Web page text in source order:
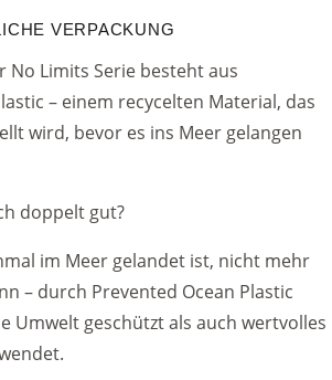
VERPACKUNG
No Limits Serie besteht aus
– einem recycelten Material, das
wird, bevor es ins Meer gelangen
doppelt gut?
im Meer gelandet ist, nicht mehr
– durch Prevented Ocean Plastic
Umwelt geschützt als auch wertvolles